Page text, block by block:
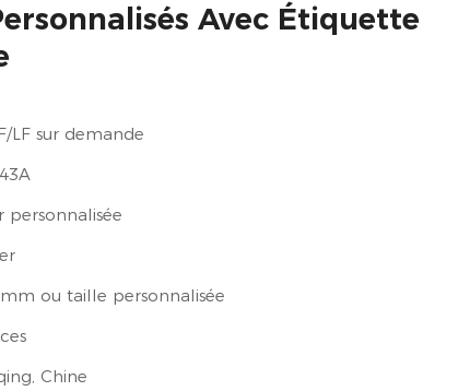
Avec Étiquette
LF sur demande
personnalisée
ou taille personnalisée
Chine